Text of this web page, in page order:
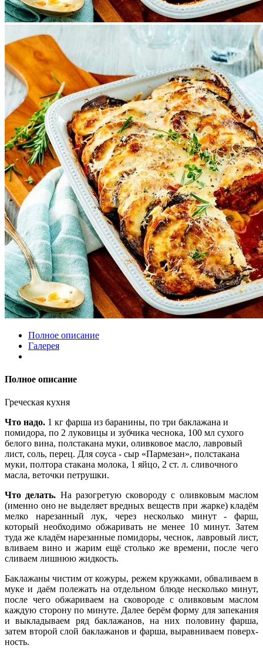
Полное описание
Галерея
Полное описание
Греческая кухня
Что надо. 1 кг фарша из баранины, по три баклажана и
помидора, по 2 луковицы и зубчика чеснока, 100 мл сухого
белого вина, полстакана муки, оливковое масло, лавровый
лист, соль, перец. Для соуса - сыр «Пармезан», полстакана
муки, полтора стакана молока, 1 яйцо, 2 ст. л. сливочного
масла, веточки петрушки.
Что делать. На разогретую сковороду с оливковым маслом
(именно оно не выделяет вредных веществ при жарке) кладём
мелко нарезанный лук, через несколько минут - фарш,
который необходимо обжаривать не менее 10 минут. Затем
туда же кладём нарезанные помидоры, чеснок, лавровый лист,
вливаем вино и жарим ещё столько же времени, после чего
сливаем лишнюю жидкость.
Баклажаны чистим от кожуры, режем кружками, обваливаем в
муке и даём полежать на отдельном блюде несколько минут,
после чего обжариваем на сковороде с оливковым маслом
каждую сторону по минуте. Далее берём форму для запекания
и выкладываем ряд баклажанов, на них половину фарша,
затем второй слой баклажанов и фарша, выравниваем поверх­
ность.